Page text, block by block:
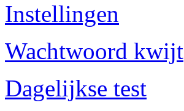
Instellingen
Wachtwoord kwijt
Dagelijkse test